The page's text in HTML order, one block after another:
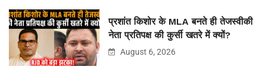
प्रशांत किशोर के MLA बनते ही तेजस्वीकी
नेता प्रतिपक्ष की कुर्सी खतरे में क्यों?
August 6, 2026